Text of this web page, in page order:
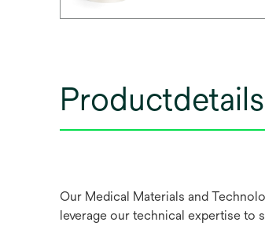
Productdetails
Our Medical Materials and
leverage our technical expertise to